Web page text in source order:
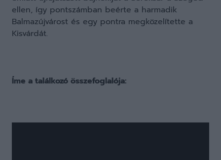
ellen, így pontszámban beérte a harmadik
Balmazújvárost és egy pontra megközelítette a
Kisvárdát.
Íme a találkozó összefoglalója: